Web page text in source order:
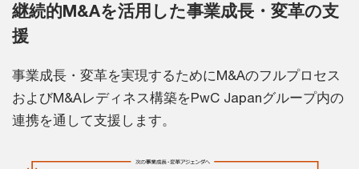
継続的M&Aを活用した事業成長・変革の支
援
事業成長・変革を実現するためにM&Aのフルプロセス
およびM&Aレディネス構築をPwC Japanグループ内の
連携を通して支援します。